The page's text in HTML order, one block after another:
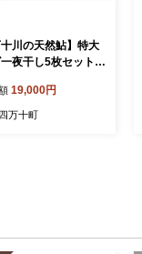
十川の天然鮎】特大
夜干し5枚セット
焼き あゆの塩焼き
19,000円
万十町